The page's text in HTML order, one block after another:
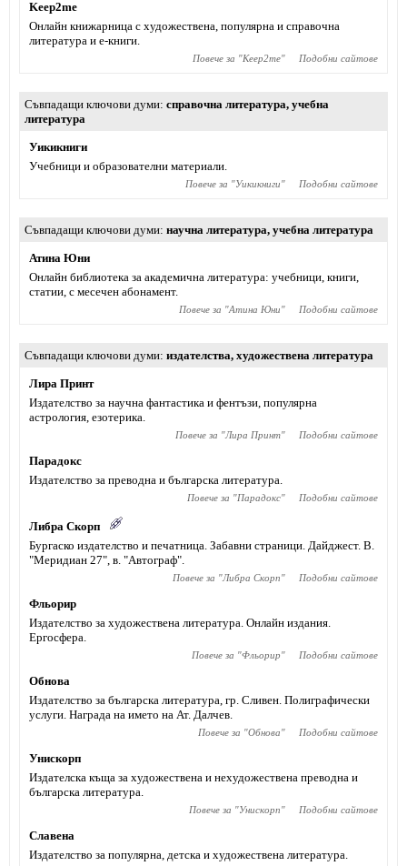
Keep2me
Онлайн книжарница с художествена, популярна и справочна
литература и е-книги.
Повече за "Keep2me" Подобни сайтове
Съвпадащи ключови думи справочна литература, учебна
литература
Уикикниги
Учебници и образователни материали.
Повече за "Уикикниги" Подобни сайтове
Съвпадащи ключови думи научна литература, учебна литература
Атина Юни
Онлайн библиотека за академична литература: учебници, книги,
статии, с месечен абонамент.
Повече за "Атина Юни" Подобни сайтове
Съвпадащи ключови думи издателства, художествена литература
Лира Принт
Издателство за научна фантастика и фентъзи, популярна
астрология, езотерика.
Повече за "Лира Принт" Подобни сайтове
Парадокс
Издателство за преводна и българска литература.
Повече за "Парадокс" Подобни сайтове
Либра Скорп
Бургаско издателство и печатница. Забавни страници. Дайджест. В.
"Меридиан 27", в. "Автограф".
Повече за "Либра Скорп" Подобни сайтове
Фльорир
Издателство за художествена литература. Онлайн издания.
Ергосфера.
Повече за "Фльорир" Подобни сайтове
Обнова
Издателство за българска литература, гр. Сливен. Полиграфически
услуги. Награда на името на Ат. Далчев.
Повече за "Обнова" Подобни сайтове
Унискорп
Издателска къща за художествена и нехудожествена преводна и
българска литература.
Повече за "Унискорп" Подобни сайтове
Славена
Издателство за популярна, детска и художествена литература.